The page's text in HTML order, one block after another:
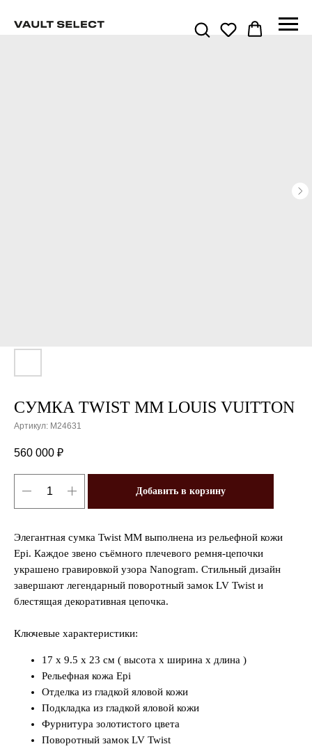
СУМКА TWIST MM LOUIS VUITTON
Артикул: M24631
560 000 ₽
Добавить в корзину
Элегантная сумка Twist MM выполнена из рельефной кожи
Epi. Каждое звено съёмного плечевого ремня-цепочки
украшено гравировкой узора Nanogram. Стильный дизайн
завершают легендарный поворотный замок LV Twist и
блестящая декоративная цепочка.
Ключевые характеристики:
17 x 9.5 x 23 см ( высота x ширина x длина )
Рельефная кожа Epi
Отделка из гладкой яловой кожи
Подкладка из гладкой яловой кожи
Фурнитура золотистого цвета
Поворотный замок LV Twist